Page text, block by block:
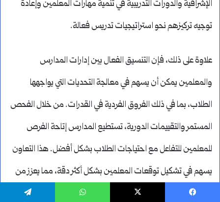
الإشرافية والدورات التدريبية في تنمية مهارات المعلمين وإعادة
توجيه تركيزهم نحو استراتيجيات تدريس فعالة.
علاوة على ذلك، فإن التنسيق الفعال بين إدارات المدارس
والمعلمين يمكن أن يسهم في معالجة التحديات التي يواجهها
الطلاب، بما في ذلك الفروق الفردية في القدرات. من خلال الفحص
المستمر والتقييمات الدورية، تستطيع المدارس إتاحة الفرص
للمعلمين للتفاعل مع احتياجات الطلاب بشكل أفضل. هذا التعاون
يسهم في تشكيل توقعات المعلمين بشكل أكثر دقة، مما يعزز من
نسبة النجاح الأكاديمي.